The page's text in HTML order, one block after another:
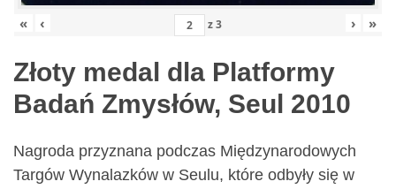
« ‹ z3 › »
Złoty medal dla Platformy
Badań Zmysłów, Seul 2010
Nagroda przyznana podczas Międzynarodowych
Targów Wynalazków w Seulu, które odbyły się w